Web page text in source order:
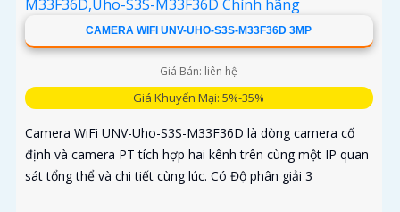
CAMERA WIFI UNV-UHO-S3S-M33F36D 3MP
Giá Bán: liên hệ
Giá Khuyến Mại: 5%-35%
Camera WiFi UNV-Uho-S3S-M33F36D là dòng camera cố
định và camera PT tích hợp hai kênh trên cùng một IP quan
sát tổng thể và chi tiết cùng lúc. Có Độ phân giải 3